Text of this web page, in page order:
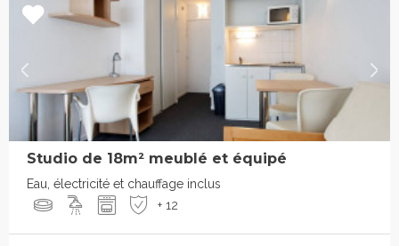
Studio de 18m² meublé et équipé
Eau, électricité et chauffage inclus
+ 12